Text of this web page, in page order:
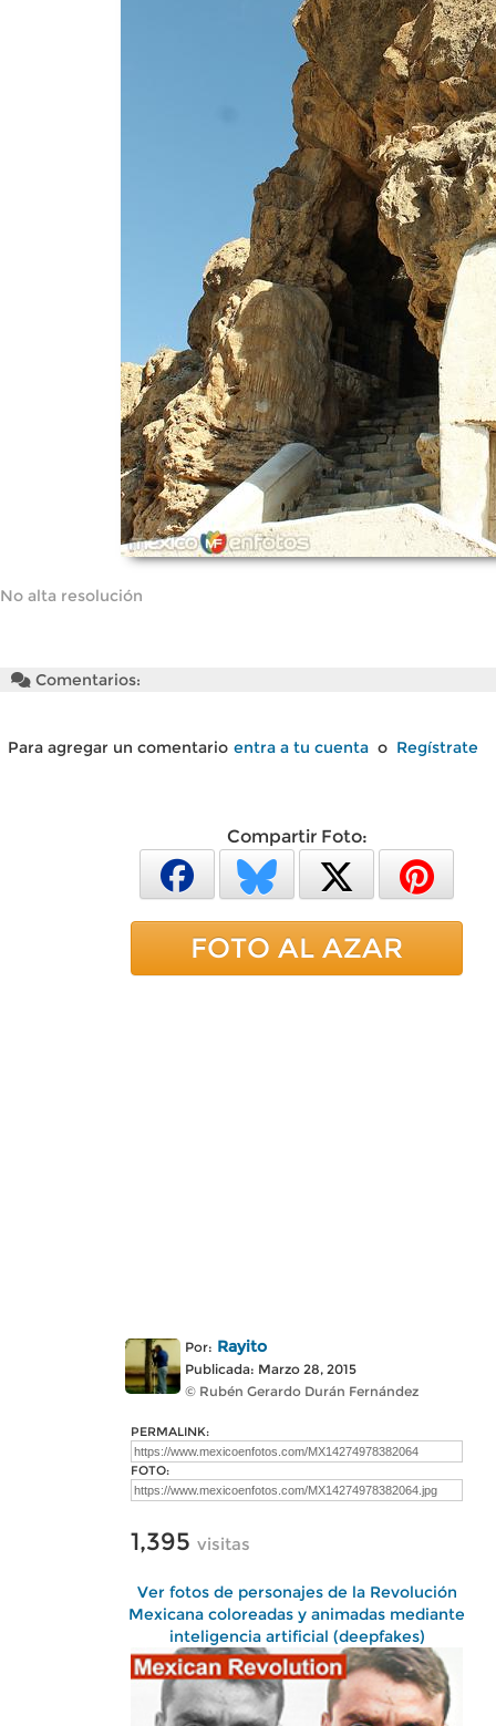
No alta resolución
Comentarios:
Para agregar un comentario entra a tu cuenta o Regístrate
Compartir Foto:
FOTO AL AZAR
Por: Rayito
Publicada: Marzo 28, 2015
© Rubén Gerardo Durán Fernández
PERMALINK:
FOTO:
1,395 visitas
Ver fotos de personajes de la Revolución
Mexicana coloreadas y animadas mediante
inteligencia artificial (deepfakes)